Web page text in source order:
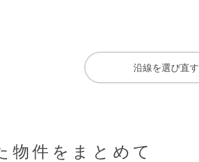
沿線を選び直す
物件をまとめて